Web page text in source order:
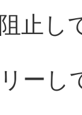
止し
ーし